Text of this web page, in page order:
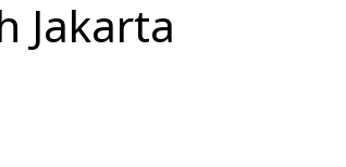
Jakarta